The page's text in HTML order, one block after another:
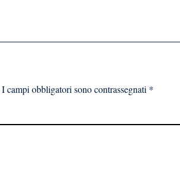
I campi obbligatori sono contrassegnati *